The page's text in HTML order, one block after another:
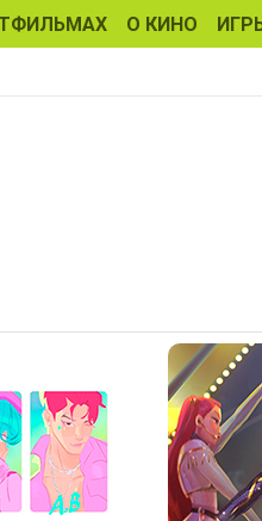
О КИНО